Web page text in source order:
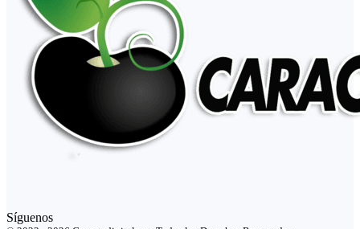
Síguenos